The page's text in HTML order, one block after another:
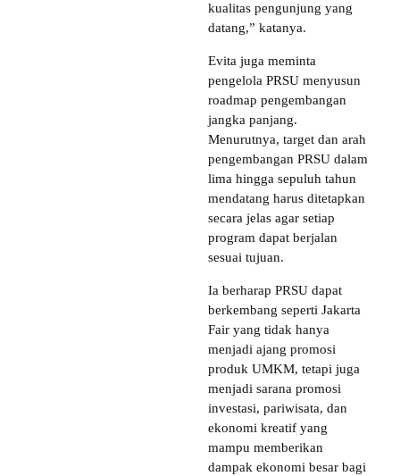
kualitas pengunjung yang
datang,” katanya.
Evita juga meminta
pengelola PRSU menyusun
roadmap pengembangan
jangka panjang.
Menurutnya, target dan arah
pengembangan PRSU dalam
lima hingga sepuluh tahun
mendatang harus ditetapkan
secara jelas agar setiap
program dapat berjalan
sesuai tujuan.
Ia berharap PRSU dapat
berkembang seperti Jakarta
Fair yang tidak hanya
menjadi ajang promosi
produk UMKM, tetapi juga
menjadi sarana promosi
investasi, pariwisata, dan
ekonomi kreatif yang
mampu memberikan
dampak ekonomi besar bagi